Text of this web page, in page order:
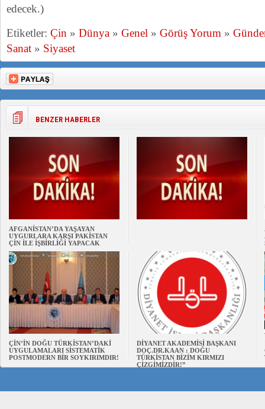
edecek.)
Etiketler: Çin » Dünya » Genel » Görüş Yorum »
Sanat » Siyaset
BENZER HABERLER
AFGANİSTAN’DA YAŞAYAN
UYGURLARA KARŞI PAKİSTAN
ÇİN İLE İŞBİRLİĞİ YAPACAK
ÇİN’İN DOĞU TÜRKİSTAN’DAKİ
UYGULAMALARI SİSTEMATİK
POSTMODERN BİR SOYKIRIMDIR!
DİYANET AKADEMİSİ BAŞKANI
DOÇ.DR.KAAN : DOĞU
TÜRKİSTAN BİZİM KIRMIZI
ÇİZGİMİZDİR!”